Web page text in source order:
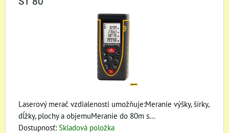
Laserový merač vzdialenosti umožňuje:Meranie výšky, šírky,
dĺžky, plochy a objemuMeranie do 80m s...
Dostupnosť: Skladová položka